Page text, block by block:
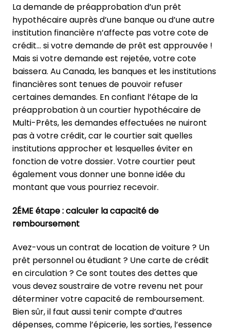
La demande de préapprobation d’un prêt
hypothécaire auprès d’une banque ou d’une autre
institution financière n’affecte pas votre cote de
crédit… si votre demande de prêt est approuvée !
Mais si votre demande est rejetée, votre cote
baissera. Au Canada, les banques et les institutions
financières sont tenues de pouvoir refuser
certaines demandes. En confiant l’étape de la
préapprobation à un courtier hypothécaire de
Multi-Prêts, les demandes effectuées ne nuiront
pas à votre crédit, car le courtier sait quelles
institutions approcher et lesquelles éviter en
fonction de votre dossier. Votre courtier peut
également vous donner une bonne idée du
montant que vous pourriez recevoir.
2ÉME étape : calculer la capacité de
remboursement
Avez-vous un contrat de location de voiture ? Un
prêt personnel ou étudiant ? Une carte de crédit
en circulation ? Ce sont toutes des dettes que
vous devez soustraire de votre revenu net pour
déterminer votre capacité de remboursement.
Bien sûr, il faut aussi tenir compte d’autres
dépenses, comme l’épicerie, les sorties, l’essence